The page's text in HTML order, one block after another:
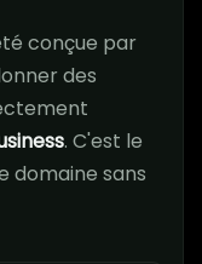
conçue par
des
. C'est le
domaine sans